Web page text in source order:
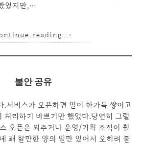
었지만,…
reading →
불안 공유
.서비스가 오픈하면 일이 한가득 쌓이고
처리하기 바쁘기만 했었다.당연히 그럴
오픈은 외주거나 운영/기획 조직이 훨
꽤 할만한 양의 일만 있어서 오히려 불